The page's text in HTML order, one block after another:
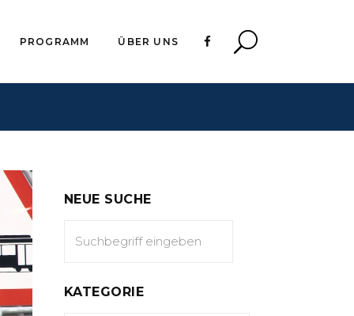
PROGRAMM ÜBER UNS
NEUE SUCHE
KATEGORIE